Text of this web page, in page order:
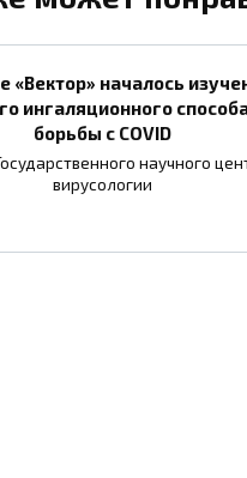
«Вектор» началось
ингаляционного
борьбы с COVID
научного
вирусологии